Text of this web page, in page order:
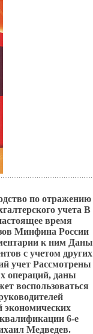
по отражению
учета В
время
Минфина России
к ним Даны
с учетом других
учет Рассмотрены
операций, даны
воспользоваться
экономических
6-е
Медведев.